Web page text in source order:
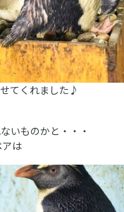
てくれました♪
いものかと・・・
は